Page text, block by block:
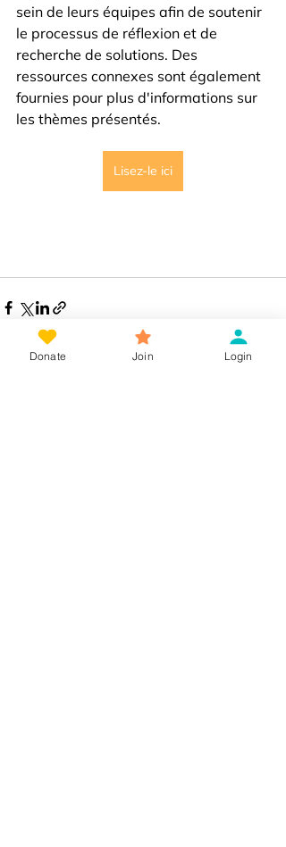
sein de leurs équipes afin de soutenir
le processus de réflexion et de
recherche de solutions. Des
ressources connexes sont également
fournies pour plus d'informations sur
les thèmes présentés.
Lisez-le ici
Donate Join Login